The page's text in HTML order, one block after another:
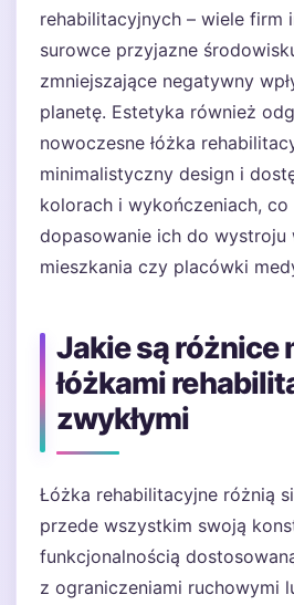
rehabilitacyjnych – wiele firm
surowce przyjazne
zmniejszające negatywny
planetę. Estetyka również
nowoczesne łóżka
minimalistyczny design i
kolorach i wykończeniach, co
dopasowanie ich do wystroju
mieszkania czy placówki
Jakie są różnice
łóżkami
zwykłymi
Łóżka rehabilitacyjne różnią
przede wszystkim swoją
funkcjonalnością
z ograniczeniami ruchowymi